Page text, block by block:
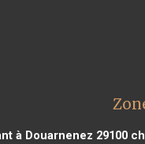
à Douarnenez 29100